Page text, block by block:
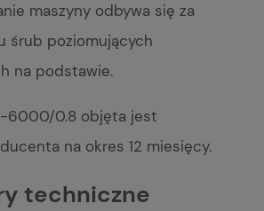
maszyny odbywa się za
śrub poziomujących
na podstawie.
6000/0.8 objęta jest
na okres 12 miesięcy.
techniczne